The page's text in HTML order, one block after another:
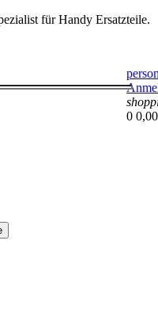
für Handy Ersatzteile.
0